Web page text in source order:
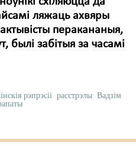
ляжаць ахвяры
перакананыя,
былі забітыя за часамі
рэпрэсіі расстрэлы Вадзім